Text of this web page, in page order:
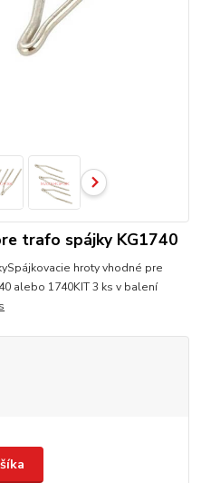
trafo spájky KG1740
hroty vhodné pre
alebo 1740KIT 3 ks v balení